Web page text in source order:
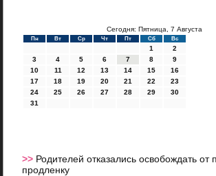
Сегодня: Пятница, 7 Августа
Пн Вт Ср Чт Пт Сб Вс
1
2
3
4 5 6 7 8
9
10
11 12 13 14 15
16
17
18 19 20 21 22
23
24
25 26 27 28 29
30
31
>> Родителей отказались освобождать от
продленку